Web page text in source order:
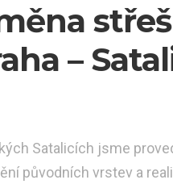
–
Satalicích jsme
původních vrstev a